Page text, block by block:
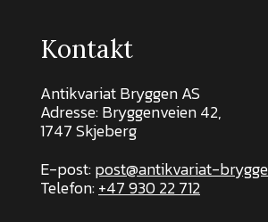
Kontakt
Antikvariat Bryggen AS
Adresse: Bryggenveien 42,
1747 Skjeberg
E-post:post@antikvariat-
Telefon:+47 930 22 712